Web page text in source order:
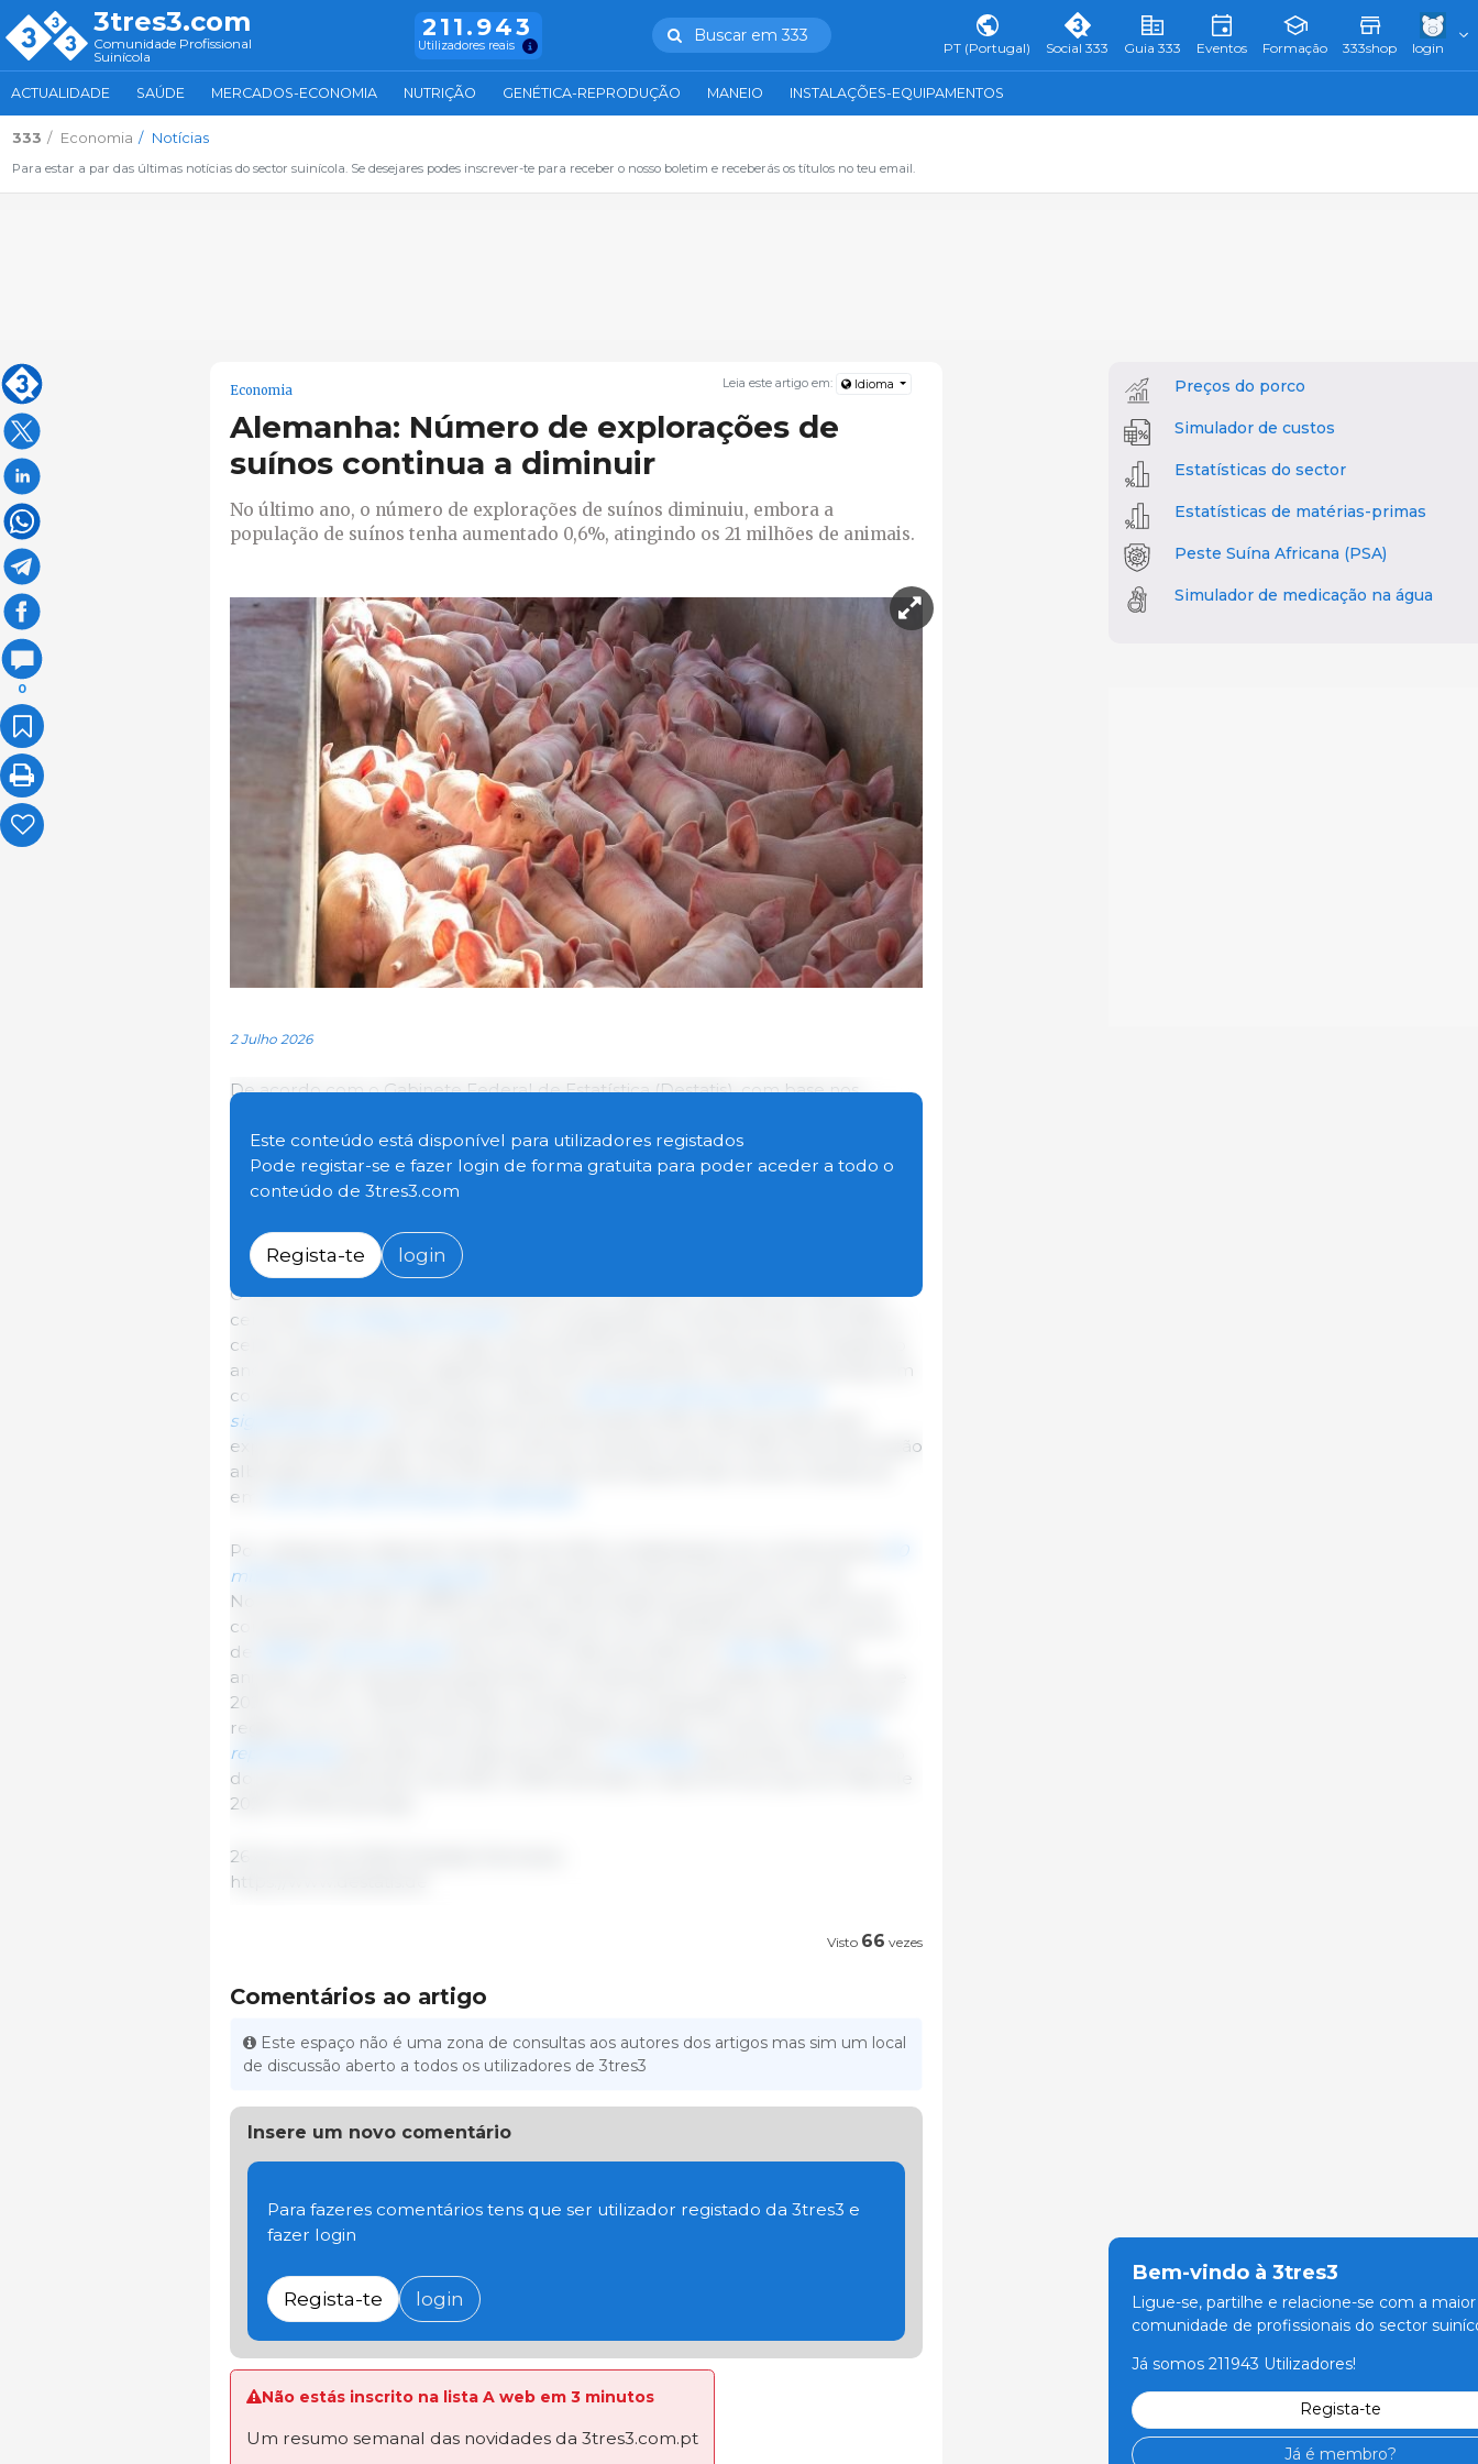
3tres3.com
Comunidade Profissional
Suinícola
211.943
Utilizadores reais
Buscar em 333
PT (Portugal) Social 333 Guia 333 Eventos Formação 333shop login
ACTUALIDADE SAÚDE MERCADOS-ECONOMIA NUTRIÇÃO GENÉTICA-REPRODUÇÃO MANEIO INSTALAÇÕES-EQUIPAMENTOS
333 Economia Notícias
Para estar a par das últimas notícias do sector suinícola. Se desejares podes inscrever-te para receber o nosso boletim e receberás os títulos no teu email.
0
Leia este artigo em: Idioma
Economia
Alemanha: Número de explorações de
suínos continua a diminuir
No último ano, o número de explorações de suínos diminuiu, embora a
população de suínos tenha aumentado 0,6%, atingindo os 21 milhões de animais.
2 Julho 2026
De acordo com o Gabinete Federal de Estatística (Destatis), com base nos
explorações de suínos na Alemanha, representando uma quebra de 3,2% (-490
explorações) em comparação com 3 de novembro de 2025. Em comparação
com o ano anterior (3 de maio de 2025), o número de explorações diminuiu 3,6%
(-9.800 explorações desde 2016).
O efectivo de suínos na Alemanha situou-se, à data de 3 de Maio de 2026, em
cerca de
censo reduziu-se 2,3 %, ou seja, menos 501400 animais, ainda que em relação ao
ano anterior aumentou ligeiramente 0,6 %, equivalente a mais 131100 animais. Em
comparação com há dez anos, o efectivo
significativa 22,5 %
explorações de maior tamanho continua: enquanto que em 2016 uma exploração
albergava, em média, uns 1100 suínos, dez anos depois este número situava-se
em
Por categorias, à data de 3 de Maio de 2026 contabilizaram-se, na Alemanha,
milhões de porcos de engorda
Novembro de 2025 (-228500 animais). Esta tendência também se confirma na
comparação anual, com uma diminuição de 4,2 % (-394300 animais). O número
de
animais, o que representa igualmente uma descida em relação a Novembro de
2025 (-2,3 % ou -255400 animais). Contudo, em comparação com o ano anterior
registou-se um crescimento de 5,1 % (+515300 animais). O número de
reprodutoras
do que em Novembro de 2025 (-12300 animais) e mais 0,9 % do que em Maio de
2025 (+12700 animais).
26 de junio de 2026/ Destatis/ Alemania.
https://www.destatis.de
Este conteúdo está disponível para utilizadores registados
Pode registar-se e fazer login de forma gratuita para poder aceder a todo o
conteúdo de 3tres3.com
Regista-te login
Visto 66 vezes
Comentários ao artigo
Este espaço não é uma zona de consultas aos autores dos artigos mas sim um local
de discussão aberto a todos os utilizadores de 3tres3
Insere um novo comentário
Para fazeres comentários tens que ser utilizador registado da 3tres3 e
fazer login
Regista-te login
Não estás inscrito na lista A web em 3 minutos
Um resumo semanal das novidades da 3tres3.com.pt
Preços do porco
Simulador de custos
Estatísticas do sector
Estatísticas de matérias-primas
Peste Suína Africana (PSA)
Simulador de medicação na água
Bem-vindo à 3tres3
Ligue-se, partilhe e relacione-se com a maior
comunidade de profissionais do sector
Já somos 211943 Utilizadores!
Regista-te
Já é membro?